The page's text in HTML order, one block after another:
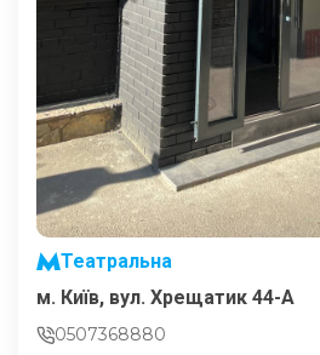
Театральна
м. Київ, вул. Хрещатик 44-A
0507368880